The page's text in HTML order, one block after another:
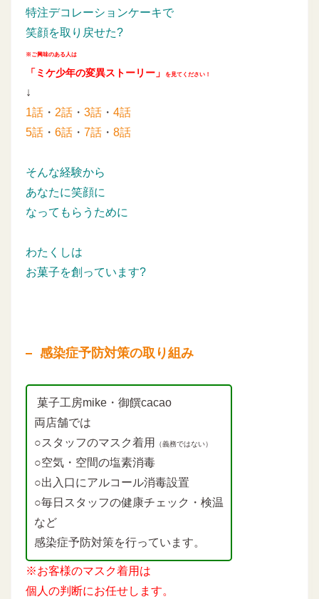
特注デコレーションケーキで
笑顔を取り戻せた?
※ご興味のある人は
「ミケ少年の変異ストーリー」 を見てください！
↓
1話 ・ 2話 ・ 3話 ・ 4話
5話 ・ 6話 ・ 7話 ・ 8話
そんな経験から
あなたに笑顔に
なってもらうために
わたくしは
お菓子を創っています?
感染症予防対策の取り組み
菓子工房mike・御饌cacao
両店舗では
○スタッフのマスク着用
（義務ではない）
○空気・空間の塩素消毒
○出入口にアルコール消毒設置
○毎日スタッフの健康チェック・検温
など
感染症予防対策を行っています。
※お客様のマスク着用は
個人の判断にお任せします。